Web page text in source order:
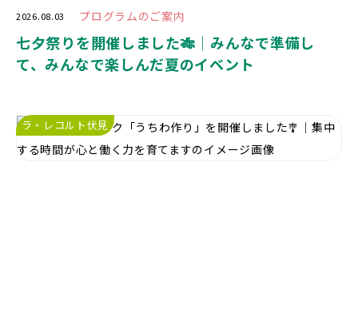
2026.08.03 プログラムのご案内
七夕祭りを開催しました🎋｜みんなで準備し
て、みんなで楽しんだ夏のイベント
ラ・レコルト伏見